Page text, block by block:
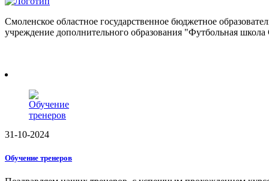
Смоленское областное государственное бюджетное
учреждение дополнительного образования "Футбольная
31-10-2024
Обучение тренеров